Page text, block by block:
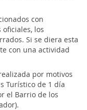
con
los
Si se diera esta
con una actividad
por motivos
Turístico de 1 día
el Barrio de los